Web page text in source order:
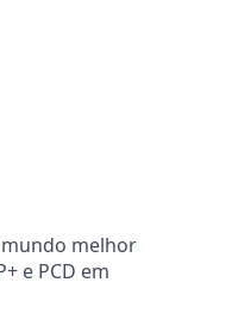
melhor
e PCD em